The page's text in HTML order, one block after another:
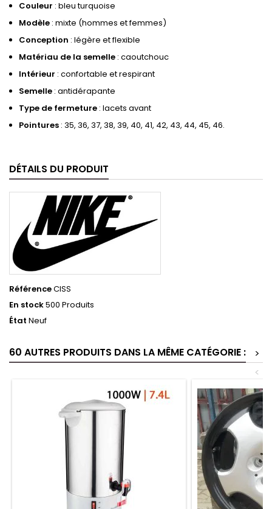
Couleur : bleu turquoise
Modèle : mixte (hommes et femmes)
Conception : légère et flexible
Matériau de la semelle : caoutchouc
Intérieur : confortable et respirant
Semelle : antidérapante
Type de fermeture : lacets avant
Pointures : 35, 36, 37, 38, 39, 40, 41, 42, 43, 44, 45, 46.
DÉTAILS DU PRODUIT
RéférenceCISS
En stock500 Produits
État Neuf
60 AUTRES PRODUITS DANS LA MÊME CATÉGORIE :
>
<